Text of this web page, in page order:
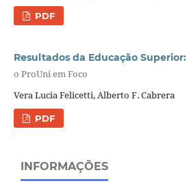
PDF
Resultados da Educação Superior:
o ProUni em Foco
Vera Lucia Felicetti, Alberto F. Cabrera
PDF
INFORMAÇÕES